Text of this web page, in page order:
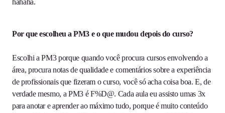
hahaha.
Por que escolheu a PM3 e o que mudou depois do curso?
Escolhi a PM3 porque quando você procura cursos envolvendo a
área, procura notas de qualidade e comentários sobre a experiência
de profissionais que fizeram o curso, você só acha coisa boa. E, de
verdade mesmo, a PM3 é F%D@. Cada aula eu assisto umas 3x
para anotar e aprender ao máximo tudo, porque é muito conteúdo